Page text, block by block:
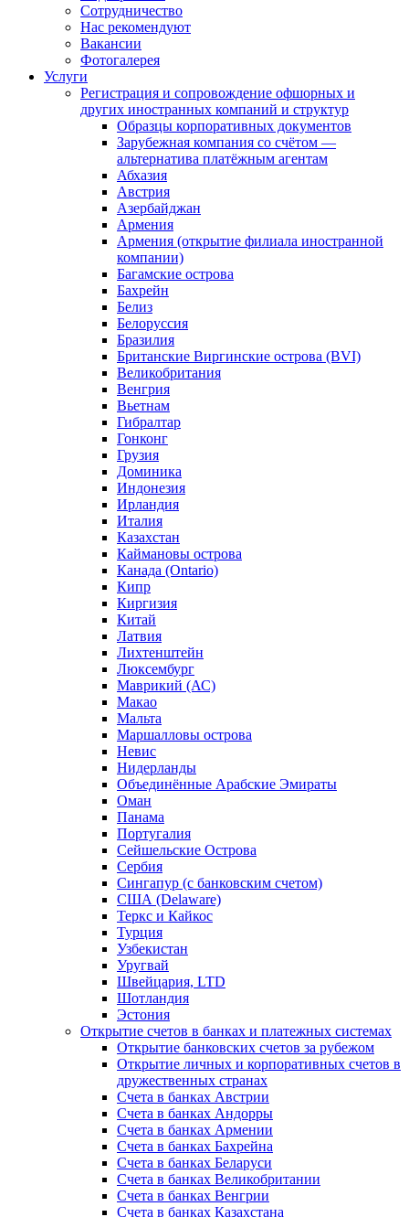
Сотрудничество
Нас рекомендуют
Вакансии
Фотогалерея
Услуги
Регистрация и сопровождение офшорных и
других иностранных компаний и структур
Образцы корпоративных документов
Зарубежная компания со счётом —
альтернатива платёжным агентам
Абхазия
Австрия
Азербайджан
Армения
Армения (открытие филиала иностранной
компании)
Багамские острова
Бахрейн
Белиз
Белоруссия
Бразилия
Британские Виргинские острова (BVI)
Великобритания
Венгрия
Вьетнам
Гибралтар
Гонконг
Грузия
Доминика
Индонезия
Ирландия
Италия
Казахстан
Каймановы острова
Канада (Ontario)
Кипр
Киргизия
Китай
Латвия
Лихтенштейн
Люксембург
Маврикий (АС)
Макао
Мальта
Маршалловы острова
Нeвис
Нидерланды
Объединённые Арабские Эмираты
Оман
Панама
Португалия
Сейшельские Острова
Сербия
Сингапур (c банковским счетом)
США (Delaware)
Теркс и Кайкос
Турция
Узбекистан
Уругвай
Швейцария, LTD
Шотландия
Эстония
Открытие счетов в банках и платежных системах
Открытие банковских счетов за рубежом
Открытие личных и корпоративных счетов в
дружественных странах
Счета в банках Австрии
Счета в банках Андорры
Счета в банках Армении
Счета в банках Бахрейна
Счета в банках Беларуси
Счета в банках Великобритании
Счета в банках Венгрии
Счета в банках Казахстана